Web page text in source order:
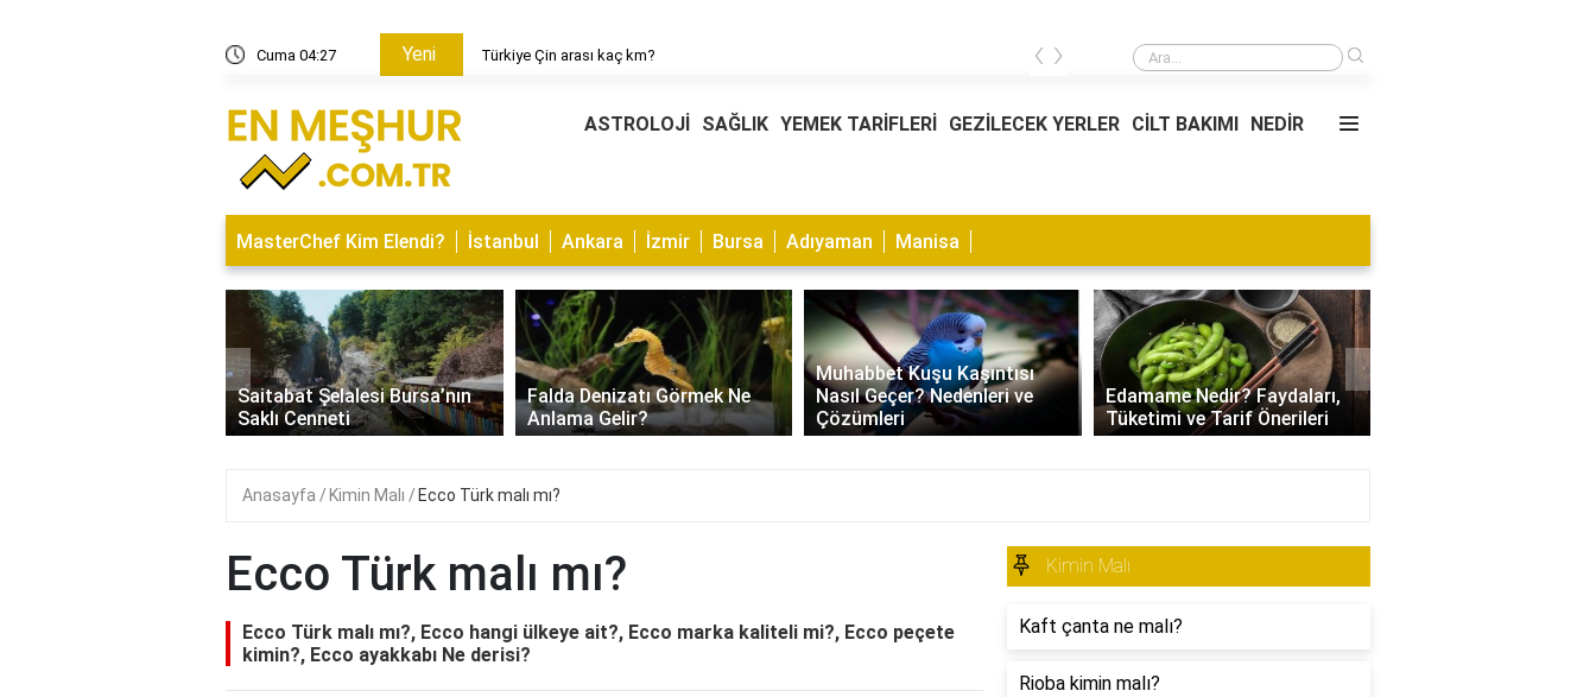
Cuma 04:27 Yeni Türkiye Çin arası kaç km? Türkiye Çin arası kaç km?
‹ ›
ASTROLOJİ SAĞLIK YEMEK TARİFLERİ GEZİLECEK YERLER CİLT BAKIMI NEDİR
MasterChef Kim Elendi? İstanbul Ankara İzmir Bursa Adıyaman Manisa
Saitabat Şelalesi Bursa’nın
Saklı Cenneti
Falda Denizatı Görmek Ne
Anlama Gelir?
Muhabbet Kuşu Kaşıntısı
Nasıl Geçer? Nedenleri ve
Çözümleri
Edamame Nedir? Faydaları,
Tüketimi ve Tarif Önerileri
‹ ›
Anasayfa Kimin Malı Ecco Türk malı mı?
Ecco Türk malı mı?
Ecco Türk malı mı?, Ecco hangi ülkeye ait?, Ecco marka kaliteli mi?, Ecco peçete
kimin?, Ecco ayakkabı Ne derisi?
Kimin Malı
Kaft çanta ne malı?
Rioba kimin malı?